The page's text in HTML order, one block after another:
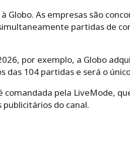
Globo. As empresas são
partidas de
por exemplo, a Globo
das 104 partidas e será o
comandada pela LiveMode,
publicitários do canal.